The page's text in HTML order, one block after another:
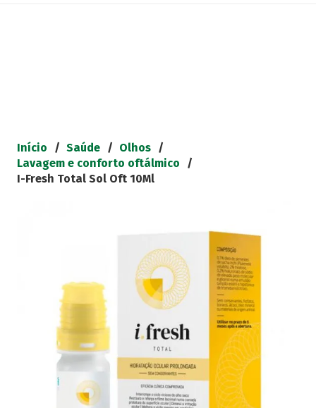
Início / Saúde / Olhos /
Lavagem e conforto oftálmico
/
I-Fresh Total Sol Oft 10Ml